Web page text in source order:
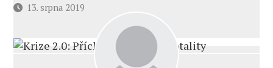
Datum13. srpna 2019